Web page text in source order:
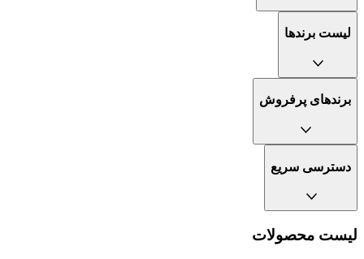
لیست برندها
برندهای پرفروش
دسترسی سریع
لیست محصولات